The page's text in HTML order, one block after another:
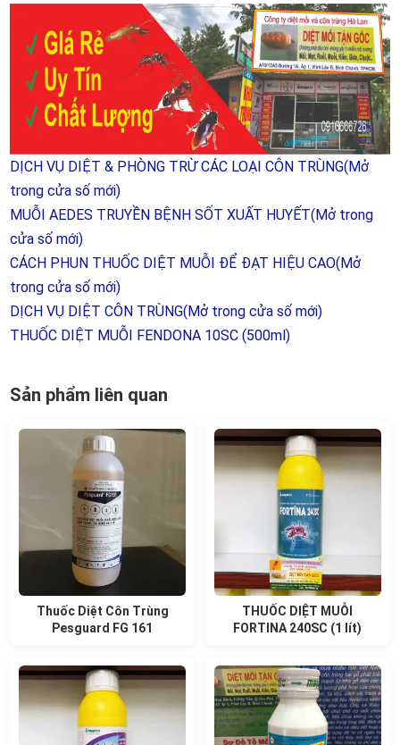
DỊCH VỤ DIỆT & PHÒNG TRỪ CÁC LOẠI CÔN TRÙNG(Mở
trong cửa số mới)
MUỖI AEDES TRUYỀN BỆNH SỐT XUẤT HUYẾT(Mở trong
cửa số mới)
CÁCH PHUN THUỐC DIỆT MUỖI ĐỂ ĐẠT HIỆU CAO(Mở
trong cửa số mới)
DỊCH VỤ DIỆT CÔN TRÙNG(Mở trong cửa số mới)
THUỐC DIỆT MUỖI FENDONA 10SC (500ml)
Sản phẩm liên quan
Thuốc Diệt Côn Trùng
Pesguard FG 161
THUỐC DIỆT MUỖI
FORTINA 240SC (1 lít)